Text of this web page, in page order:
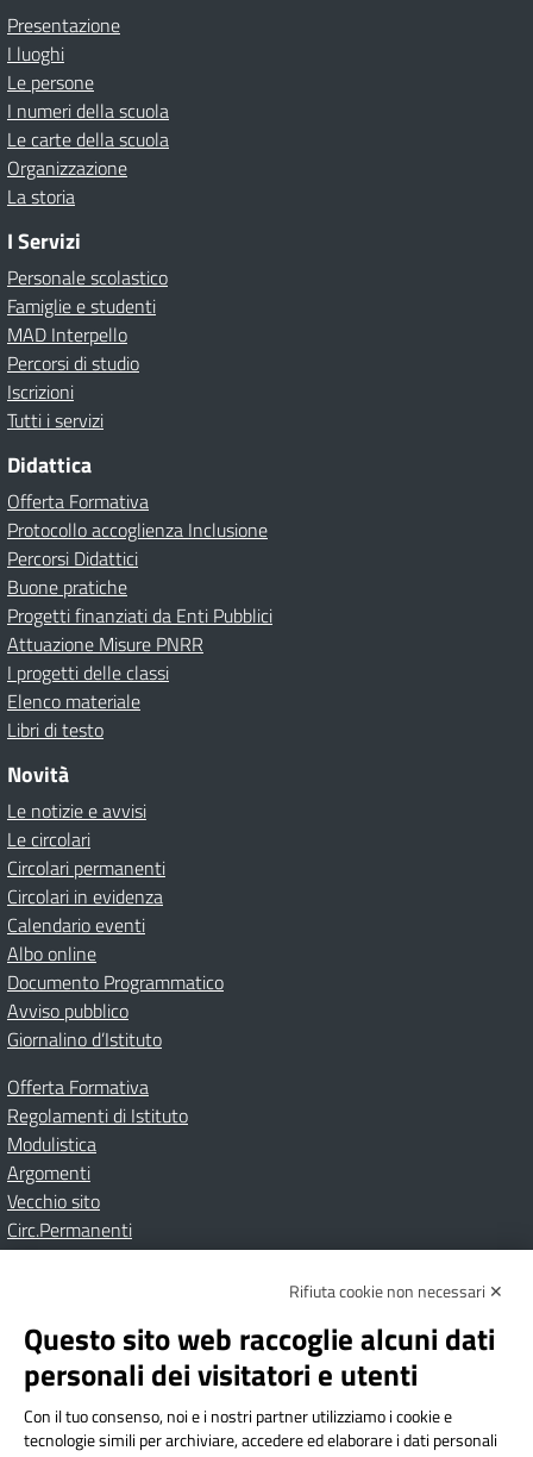
Presentazione
I luoghi
Le persone
I numeri della scuola
Le carte della scuola
Organizzazione
La storia
I Servizi
Personale scolastico
Famiglie e studenti
MAD Interpello
Percorsi di studio
Iscrizioni
Tutti i servizi
Didattica
Offerta Formativa
Protocollo accoglienza Inclusione
Percorsi Didattici
Buone pratiche
Progetti finanziati da Enti Pubblici
Attuazione Misure PNRR
I progetti delle classi
Elenco materiale
Libri di testo
Novità
Le notizie e avvisi
Le circolari
Circolari permanenti
Circolari in evidenza
Calendario eventi
Albo online
Documento Programmatico
Avviso pubblico
Giornalino d’Istituto
Offerta Formativa
Regolamenti di Istituto
Modulistica
Argomenti
Vecchio sito
Circ.Permanenti
Albo onlinePrivacy Policy
Dichiarazione di accessibilità
Note Legali
Istituto Comprensivo Bricherasio
Rifiuta cookie non necessari ✕
Questo sito web raccoglie alcuni dati
personali dei visitatori e utenti
Con il tuo consenso, noi e i nostri partner utilizziamo i cookie e
tecnologie simili per archiviare, accedere ed elaborare i dati personali